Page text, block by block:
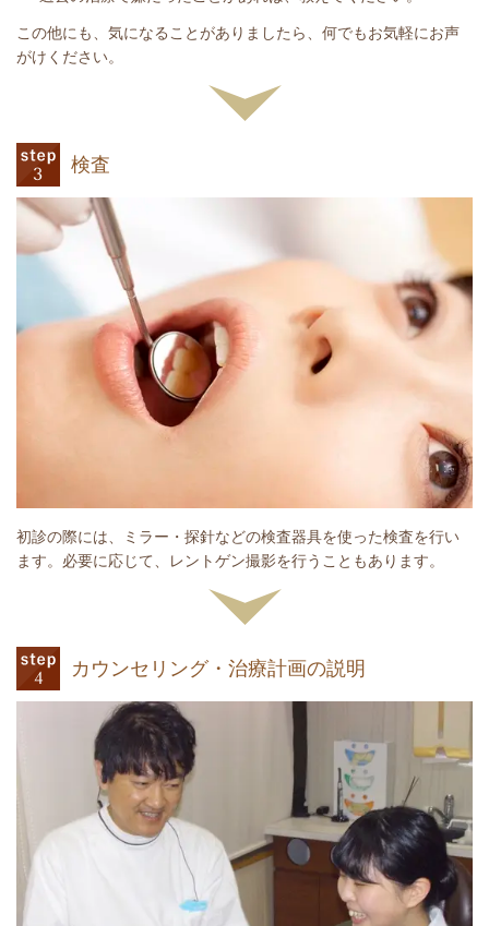
この他にも、気になることがありましたら、何でもお気軽にお声
がけください。
検査
初診の際には、ミラー・探針などの検査器具を使った検査を行い
ます。必要に応じて、レントゲン撮影を行うこともあります。
カウンセリング・治療計画の説明